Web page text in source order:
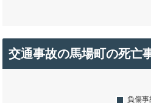
交通事故の馬場町の死亡